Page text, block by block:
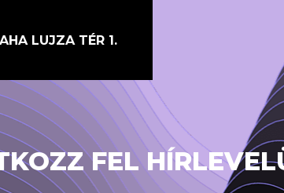
LUJZA TÉR 1.
FEL